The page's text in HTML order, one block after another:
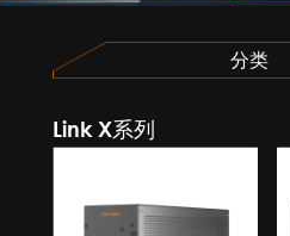
分类
Link X系列